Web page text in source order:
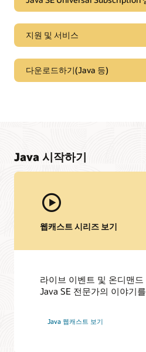
Java 다운로드하기
지원 및 서비스
My Oracle Support
Oracle 지원 정책 및 관행
ops.java
다운로드하기(Java 등)
Java 시작하기
웹캐스트 시리즈 보기
라이브 이벤트 및 온디맨
Java SE 전문가의 이야기
Java 웹캐스트 보기